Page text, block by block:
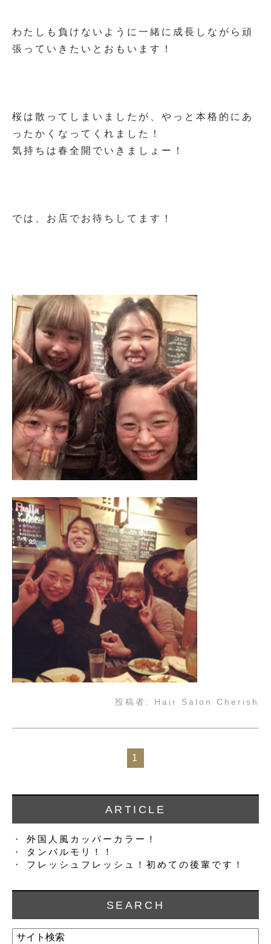
わたしも負けないように一緒に成長しながら頑
張っていきたいとおもいます！
桜は散ってしまいましたが、やっと本格的にあ
ったかくなってくれました！
気持ちは春全開でいきましょー！
では、お店でお待ちしてます！
投稿者: Hair Salon Cherish
1
ARTICLE
外国人風カッパーカラー！
タンバルモリ！！
フレッシュフレッシュ！初めての後輩です！
SEARCH